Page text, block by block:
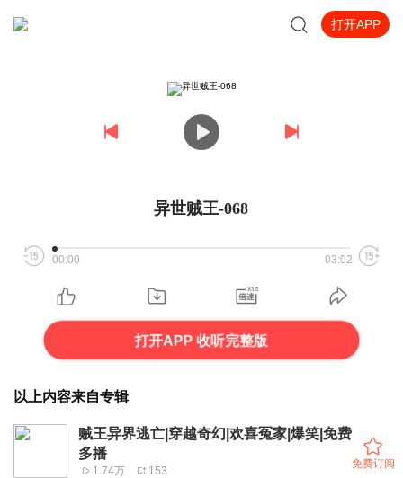
打开APP
异世贼王-068
00:00 03:02
打开APP 收听完整版
以上内容来自专辑
贼王异界逃亡|穿越奇幻|欢喜冤家|爆笑|免费
多播
1.74万 153
免费订阅